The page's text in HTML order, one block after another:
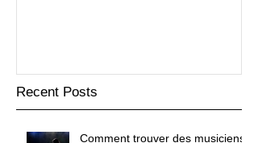
Recent Posts
Comment trouver des musiciens